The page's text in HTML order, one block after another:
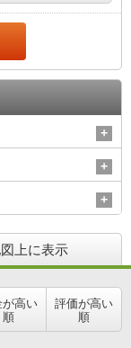
上に表示
が高い
順
評価が高い
順